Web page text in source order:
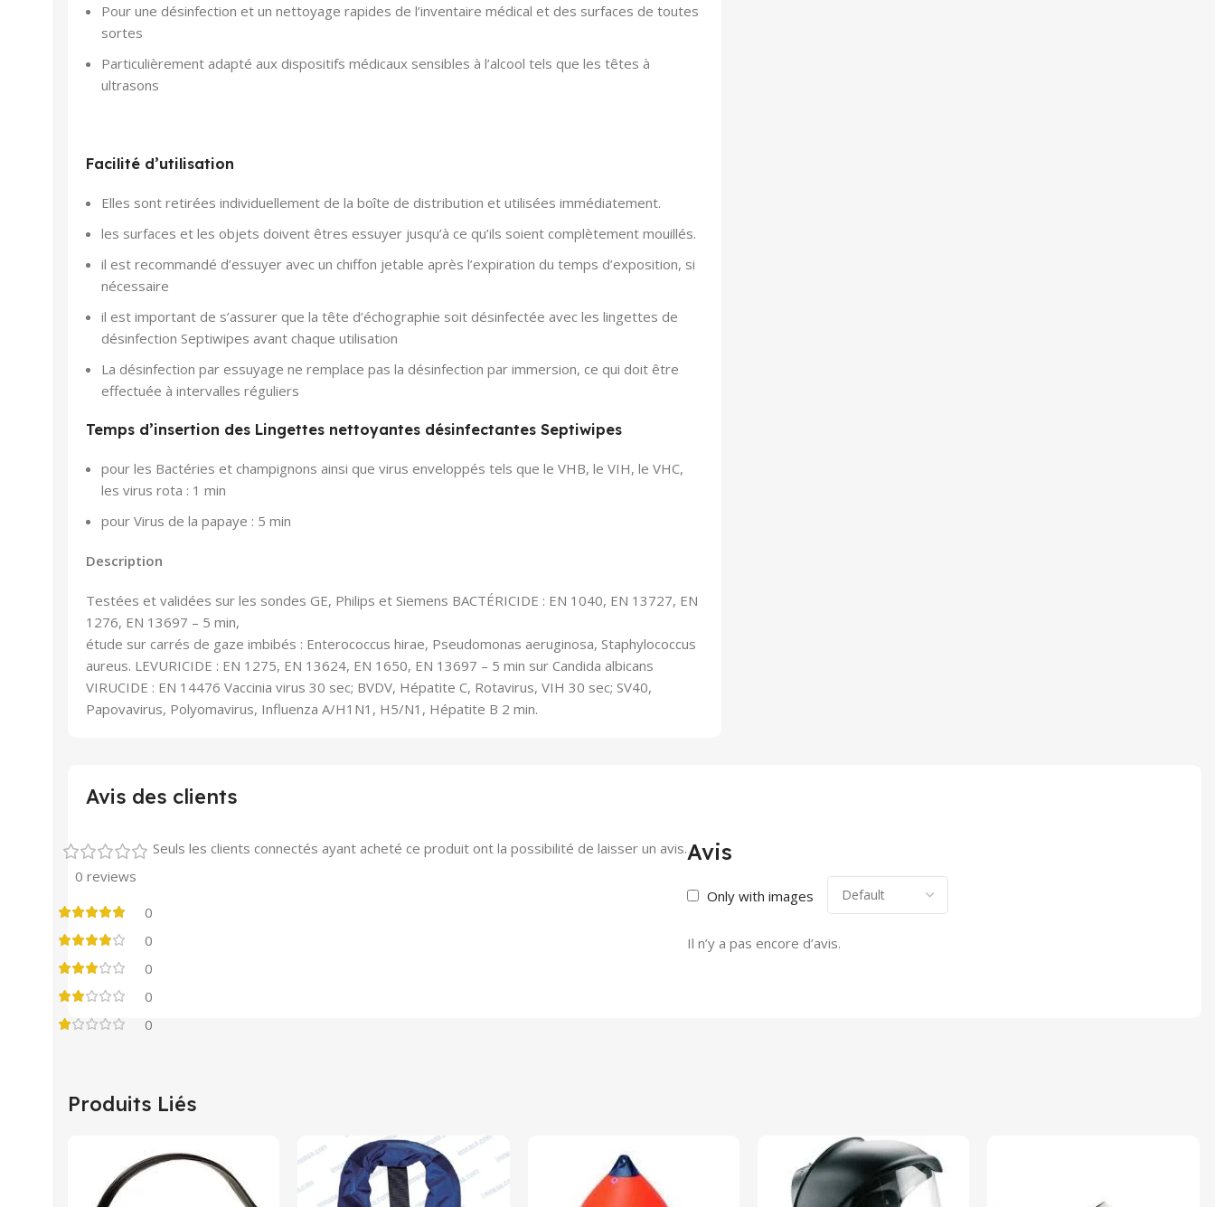
Pour une désinfection et un nettoyage rapides de l’inventaire médical et des surfaces de toutes
sortes
Particulièrement adapté aux dispositifs médicaux sensibles à l’alcool tels que les têtes à
ultrasons
Facilité d’utilisation
Elles sont retirées individuellement de la boîte de distribution et utilisées immédiatement.
les surfaces et les objets doivent êtres essuyer jusqu’à ce qu’ils soient complètement mouillés.
il est recommandé d’essuyer avec un chiffon jetable après l’expiration du temps d’exposition, si
nécessaire
il est important de s’assurer que la tête d’échographie soit désinfectée avec les lingettes de
désinfection Septiwipes avant chaque utilisation
La désinfection par essuyage ne remplace pas la désinfection par immersion, ce qui doit être
effectuée à intervalles réguliers
Temps d’insertion des Lingettes nettoyantes désinfectantes Septiwipes
pour les Bactéries et champignons ainsi que virus enveloppés tels que le VHB, le VIH, le VHC,
les virus rota : 1 min
pour Virus de la papaye : 5 min
Description
Testées et validées sur les sondes GE, Philips et Siemens BACTÉRICIDE : EN 1040, EN 13727, EN
1276, EN 13697 – 5 min,
étude sur carrés de gaze imbibés : Enterococcus hirae, Pseudomonas aeruginosa, Staphylococcus
aureus. LEVURICIDE : EN 1275, EN 13624, EN 1650, EN 13697 – 5 min sur Candida albicans
VIRUCIDE : EN 14476 Vaccinia virus 30 sec; BVDV, Hépatite C, Rotavirus, VIH 30 sec; SV40,
Papovavirus, Polyomavirus, Influenza A/H1N1, H5/N1, Hépatite B 2 min.
Avis des clients
0 reviews
0
0
0
0
0
Avis
Only with images
Il n’y a pas encore d’avis.
Seuls les clients connectés ayant acheté ce produit ont la possibilité de laisser un avis.
Produits Liés